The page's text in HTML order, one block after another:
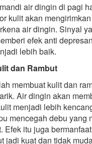
air dingin di pagi
kulit akan
air dingin. Sinyal
efek anti
lebih baik.
dan Rambut
membuat kulit dan
Air dingin akan
menjadi lebih
mencegah debu yang
Efek itu juga
jadi kuat dan tidak